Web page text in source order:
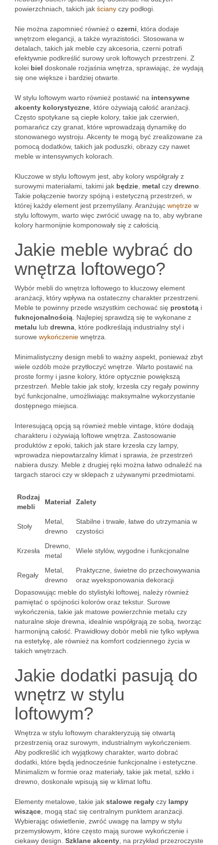
powierzchniach, takich jak ściany czy podłogi.
Nie można zapomnieć również o czerni , która dodaje
wnętrzom elegancji, a także wyrazistości. Stosowana w
detalach, takich jak meble czy akcesoria, czerni potrafi
efektywnie podkreślić surowy urok loftowych przestrzeni. Z
kolei biel doskonale rozjaśnia wnętrza, sprawiając, że wydają
się one większe i bardziej otwarte.
W stylu loftowym warto również postawić na intensywne
akcenty kolorystyczne , które ożywiają całość aranżacji.
Często spotykane są ciepłe kolory, takie jak czerwień,
pomarańcz czy granat, które wprowadzają dynamikę do
stonowanego wystroju. Akcenty te mogą być zrealizowane za
pomocą dodatków, takich jak poduszki, obrazy czy nawet
meble w intensywnych kolorach.
Kluczowe w stylu loftowym jest, aby kolory współgrały z
surowymi materiałami, takimi jak będzie metal czy drewno
Takie połączenie tworzy spójną i estetyczną przestrzeń, w
której każdy element jest przemyślany. Aranżując wnętrze w
stylu loftowym, warto więc zwrócić uwagę na to, aby wybrane
kolory harmonijnie komponowały się z całością.
Jakie meble wybrać do
wnętrza loftowego?
Wybór mebli do wnętrza loftowego to kluczowy element
aranżacji, który wpływa na ostateczny charakter przestrzeni.
Meble te powinny przede wszystkim cechować się prostotą i
fukncjonalnością . Najlepiej sprawdzą się te wykonane z
metalu lub drewna , które podkreślają industrialny styl i
surowe wykończenie wnętrza.
Minimalistyczny design mebli to ważny aspekt, ponieważ zbyt
wiele ozdób może przytłoczyć wnętrze. Warto postawić na
proste formy i jasne kolory, które optycznie powiększą
przestrzeń. Meble takie jak stoły, krzesła czy regały powinny
być funkcjonalne, umożliwiając maksymalne wykorzystanie
dostępnego miejsca.
Interesującą opcją są również meble vintage, które dodają
charakteru i ożywiają loftowe wnętrza. Zastosowanie
produktów z epoki, takich jak stare krzesła czy lampy,
wprowadza niepowtarzalny klimat i sprawia, że przestrzeń
nabiera duszy. Meble z drugiej ręki można łatwo odnaleźć na
targach staroci czy w sklepach z używanymi przedmiotami.
Rodzaj
mebli
Materiał Zalety
Stoły
Metal,
drewno
Stabilne i trwałe, łatwe do utrzymania w
czystości
Krzesła
Drewno,
metal
Wiele stylów, wygodne i funkcjonalne
Regały
Metal,
drewno
Praktyczne, świetne do przechowywania
oraz wyeksponowania dekoracji
Dopasowując meble do stylistyki loftowej, należy również
pamiętać o spójności kolorów oraz tekstur. Surowe
wykończenia, takie jak matowe powierzchnie metalu czy
naturalne słoje drewna, idealnie współgrają ze sobą, tworząc
harmonijną całość. Prawidłowy dobór mebli nie tylko wpływa
na estetykę, ale również na komfort codziennego życia w
takich wnętrzach.
Jakie dodatki pasują do
wnętrz w stylu
loftowym?
Wnętrza w stylu loftowym charakteryzują się otwartą
przestrzenią oraz surowym, industrialnym wykończeniem.
Aby podkreślić ich wyjątkowy charakter, warto dobrać
dodatki, które będą jednocześnie funkcjonalne i estetyczne.
Minimalizm w formie oraz materiały, takie jak metal, szkło i
drewno, doskonale wpisują się w klimat loftu.
Elementy metalowe, takie jak stalowe regały czy lampy
wiszące , mogą stać się centralnym punktem aranżacji.
Wybierając oświetlenie, zwróć uwagę na lampy w stylu
przemysłowym, które często mają surowe wykończenie i
ciekawy design. Szklane akcenty , na przykład przezroczyste